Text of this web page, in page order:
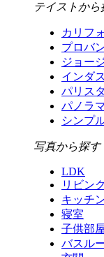
テイストから
カリフ
プロバ
ジョー
インダ
パリス
パノラ
シンプ
写真から探す
LDK
リビン
キッチ
寝室
子供部
バスル